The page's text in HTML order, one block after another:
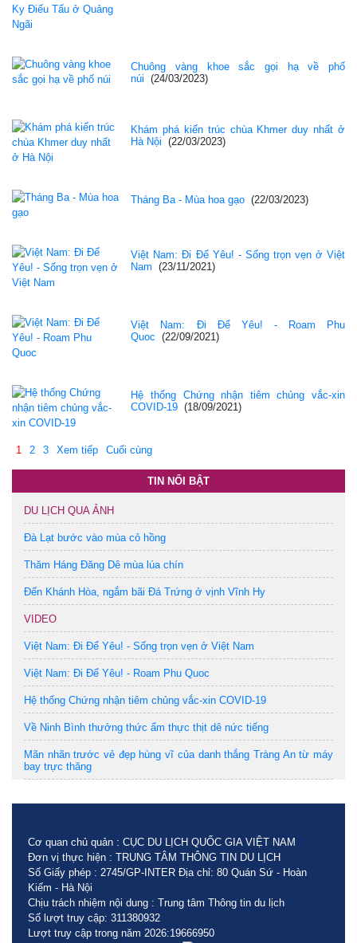
Chuông vàng khoe sắc gọi hạ về phố
núi
(24/03/2023)
Khám phá kiến trúc chùa Khmer duy nhất ở
Hà Nội
(22/03/2023)
Tháng Ba - Mùa hoa gạo (22/03/2023)
Việt Nam: Đi Để Yêu! - Sống trọn vẹn ở Việt
Nam
(23/11/2021)
Việt Nam: Đi Để Yêu! - Roam Phu
Quoc
(22/09/2021)
Hệ thống Chứng nhận tiêm chủng vắc-xin
COVID-19 (18/09/2021)
1 2 3 Xem tiếp Cuối cùng
TIN NỔI BẬT
DU LỊCH QUA ẢNH
Đà Lạt bước vào mùa cỏ hồng
Thăm Háng Đăng Dê mùa lúa chín
Đến Khánh Hòa, ngắm bãi Đá Trứng ở vịnh Vĩnh Hy
VIDEO
Việt Nam: Đi Để Yêu! - Sống trọn vẹn ở Việt Nam
Việt Nam: Đi Để Yêu! - Roam Phu Quoc
Hệ thống Chứng nhận tiêm chủng vắc-xin COVID-19
Về Ninh Bình thưởng thức ẩm thực thịt dê nức tiếng
Mãn nhãn trước vẻ đẹp hùng vĩ của danh thắng Tràng An từ máy
bay trực thăng
Cơ quan chủ quản : CỤC DU LỊCH QUỐC GIA VIỆT NAM
Đơn vị thực hiện : TRUNG TÂM THÔNG TIN DU LỊCH
Số Giấy phép : 2745/GP-INTER Địa chỉ: 80 Quán Sứ - Hoàn
Kiếm - Hà Nội
Chịu trách nhiệm nội dung : Trung tâm Thông tin du lịch
Số lượt truy cập: 311380932
Lượt truy cập trong năm 2026:19666950